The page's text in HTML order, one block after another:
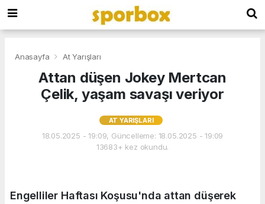
Anasayfa At Yarışları
Attan düşen Jokey Mertcan
Çelik, yaşam savaşı veriyor
AT YARIŞLARI
18.05.2025 - 19:09, Güncelleme: 18.05.2025 - 19:09
13683+ kez okundu.
Engelliler Haftası Koşusu'nda attan düşerek